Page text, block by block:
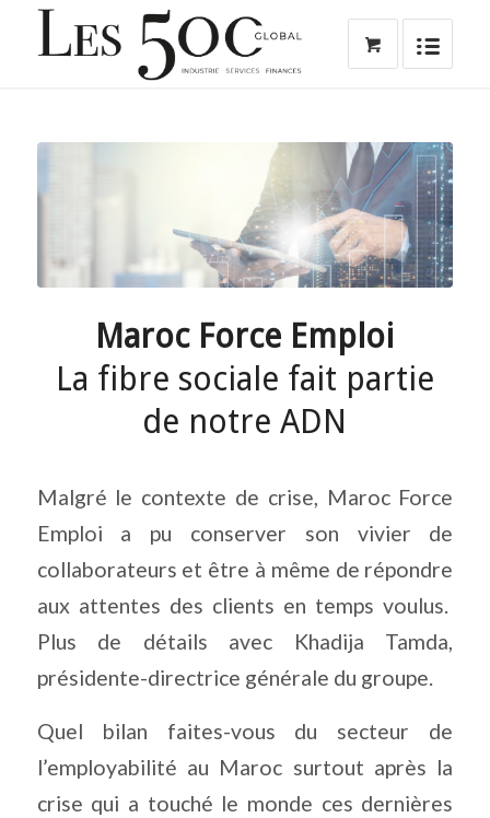
Maroc Force Emploi
La fibre sociale fait partie
de notre ADN
Malgré le contexte de crise, Maroc Force
Emploi a pu conserver son vivier de
collaborateurs et être à même de répondre
aux attentes des clients en temps voulus.
Plus de détails avec Khadija Tamda,
présidente-directrice générale du groupe.
Quel bilan faites-vous du secteur de
l’employabilité au Maroc surtout après la
crise qui a touché le monde ces dernières